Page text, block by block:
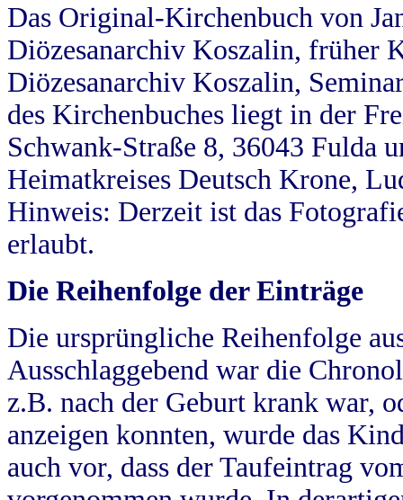
Das Original-Kirchenbuch von
Diözesanarchiv Koszalin, früher
Diözesanarchiv Koszalin,
des Kirchenbuches liegt in der
Schwank-Straße 8, 36043 Fulda
Heimatkreises Deutsch Krone,
Hinweis: Derzeit ist das
erlaubt.
Die Reihenfolge der Einträge
Die ursprüngliche Reihenfolge
Ausschlaggebend war die
z.B. nach der Geburt krank war,
anzeigen konnten, wurde das
auch vor, dass der Taufeintrag